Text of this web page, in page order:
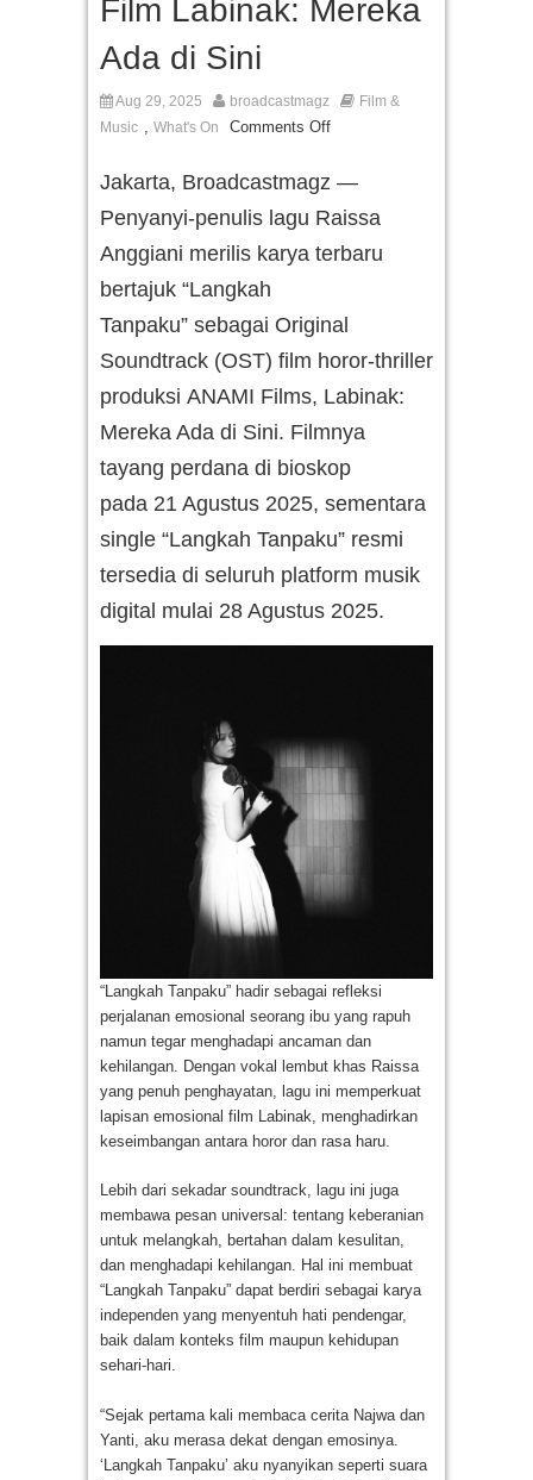
Film Labinak: Mereka
Ada di Sini
Aug 29, 2025 broadcastmagz
Film &
Music , What's On Comments Off
Jakarta, Broadcastmagz —
Penyanyi-penulis lagu Raissa
Anggiani merilis karya terbaru
bertajuk “Langkah
Tanpaku” sebagai Original
Soundtrack (OST) film horor-thriller
produksi ANAMI Films, Labinak:
Mereka Ada di Sini. Filmnya
tayang perdana di bioskop
pada 21 Agustus 2025, sementara
single “Langkah Tanpaku” resmi
tersedia di seluruh platform musik
digital mulai 28 Agustus 2025.
“Langkah Tanpaku” hadir sebagai refleksi
perjalanan emosional seorang ibu yang rapuh
namun tegar menghadapi ancaman dan
kehilangan. Dengan vokal lembut khas Raissa
yang penuh penghayatan, lagu ini memperkuat
lapisan emosional film Labinak, menghadirkan
keseimbangan antara horor dan rasa haru.
Lebih dari sekadar soundtrack, lagu ini juga
membawa pesan universal: tentang keberanian
untuk melangkah, bertahan dalam kesulitan,
dan menghadapi kehilangan. Hal ini membuat
“Langkah Tanpaku” dapat berdiri sebagai karya
independen yang menyentuh hati pendengar,
baik dalam konteks film maupun kehidupan
sehari-hari.
“Sejak pertama kali membaca cerita Najwa dan
Yanti, aku merasa dekat dengan emosinya.
‘Langkah Tanpaku’ aku nyanyikan seperti suara